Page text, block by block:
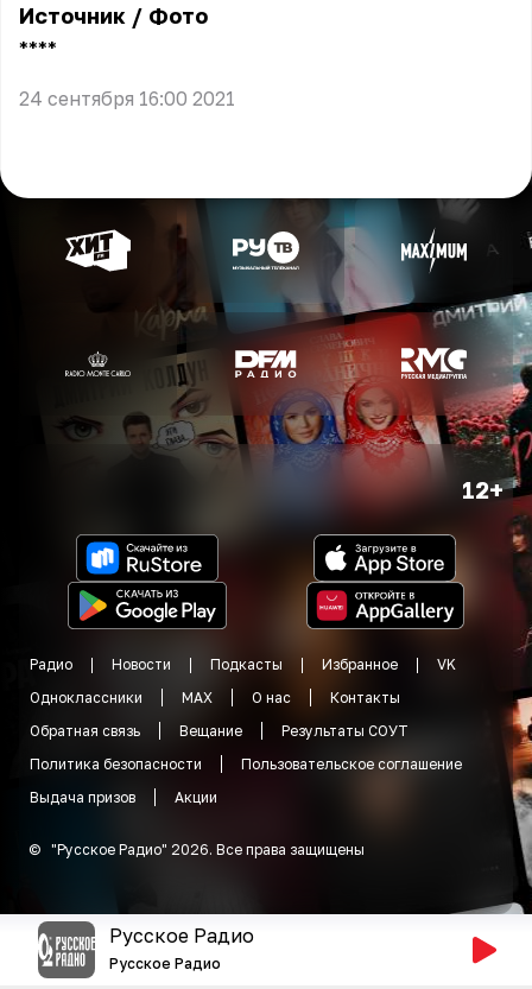
Источник / Фото
** **
24 сентября 16:00 2021
12+
Радио Новости Подкасты Избранное
VK
Одноклассники
MAX О нас
Контакты
Обратная связь
Вещание
Результаты СОУТ
Политика безопасности
Пользовательское соглашение
Выдача призов
Акции
© "Русское Радио" 2026. Все права защищены
Русское Радио
Русское Радио